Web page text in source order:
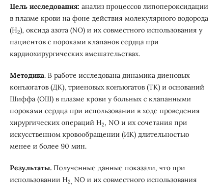
Цель исследования: анализ процессов липопероксидации
в плазме крови на фоне действия молекулярного водорода
(H2), оксида азота (NO) и их совместного использования у
пациентов с пороками клапанов сердца при
кардиохирургических вмешательствах.
Методика. В работе исследована динамика диеновых
конъюгатов (ДК), триеновых конъюгатов (ТК) и оснований
Шиффа (ОШ) в плазме крови у больных с клапанными
пороками сердца при использовании в ходе проведения
хирургических операций H2, NO и их сочетания при
искусственном кровообращении (ИК) длительностью
менее и более 90 мин.
Результаты. Полученные данные показали, что при
использовании Н2, NO и их совместного использования